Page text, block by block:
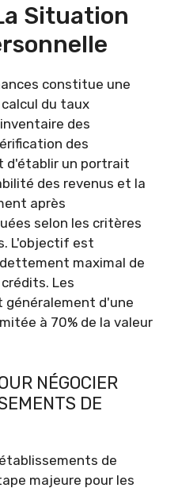
Situation
constitue une
du taux
des
des
d'établir un portrait
des revenus et la
après
selon les critères
L'objectif est
maximal de
Les
généralement d'une
à 70% de la valeur
NÉGOCIER
DE
de
majeure pour les